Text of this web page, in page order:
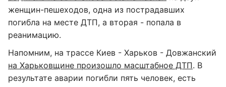
женщин-пешеходов, одна из пострадавших
погибла на месте ДТП, а вторая - попала в
реанимацию.
Напомним, на трассе Киев - Харьков - Довжанский
на Харьковщине произошло масштабное ДТП. В
результате аварии погибли пять человек, есть